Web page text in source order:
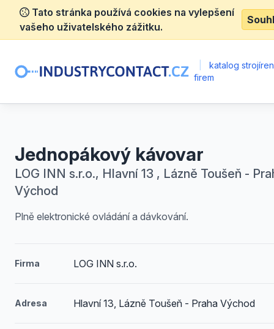
Tato stránka používá cookies na vylepšení
vašeho uživatelského zážitku.
katalog
firem
Jednopákový kávovar
LOG INN s.r.o., Hlavní 13 , Lázně Toušeň -
Východ
Plně elektronické ovládání a dávkování.
Firma LOG INN s.r.o.
Adresa Hlavní 13, Lázně Toušeň - Praha Východ